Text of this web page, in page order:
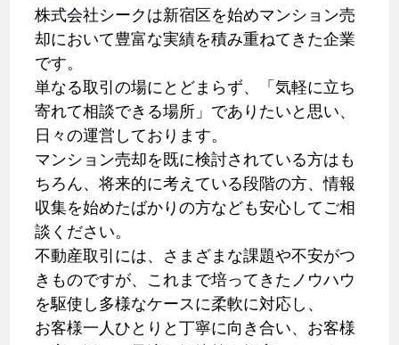
株式会社シークは新宿区を始めマンション売
却において豊富な実績を積み重ねてきた企業
です。
単なる取引の場にとどまらず、「気軽に立ち
寄れて相談できる場所」でありたいと思い、
日々の運営しております。
マンション売却を既に検討されている方はも
ちろん、将来的に考えている段階の方、情報
収集を始めたばかりの方なども安心してご相
談ください。
不動産取引には、さまざまな課題や不安がつ
きものですが、これまで培ってきたノウハウ
を駆使し多様なケースに柔軟に対応し、
お客様一人ひとりと丁寧に向き合い、お客様